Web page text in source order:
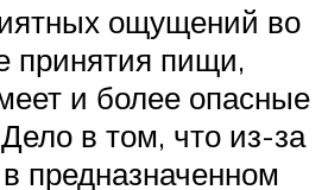
ощущений во
принятия пищи,
и более опасные
в том, что из-за
предназначенном